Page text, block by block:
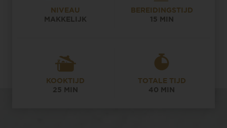
NIVEAU
MAKKELIJK
BEREIDINGSTIJD
15 MIN
KOOKTIJD
25 MIN
TOTALE TIJD
40 MIN